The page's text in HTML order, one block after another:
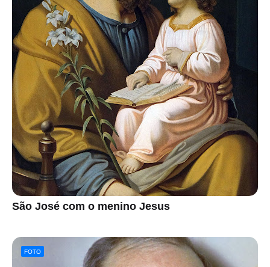
São José com o menino Jesus
FOTO